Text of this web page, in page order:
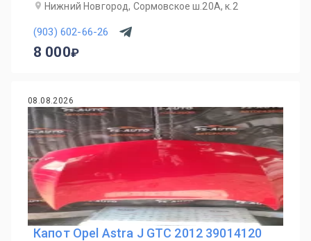
Нижний Новгород, Сормовское ш.20А, к.2
(903) 602-66-26
8 000
08.08.2026
Капот Opel Astra J GTC 2012 39014120